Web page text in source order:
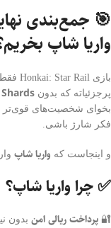
واریا شاپ
پرجزئیاته که بدون
بخوای شخصیت‌های قوی‌تر
فکر شارژ باشی.
و اینجاست که واریا شاپ
✅ چرا واریا شاپ؟
🔐 پرداخت ریالی امن بدون